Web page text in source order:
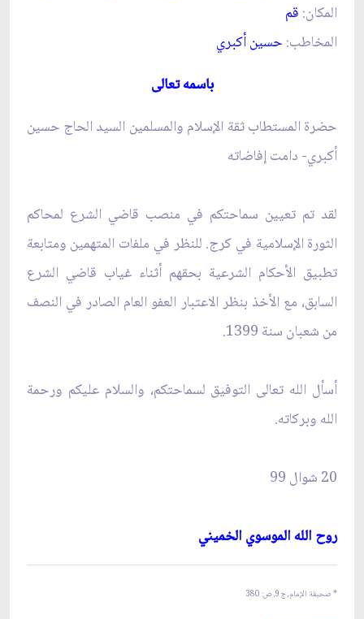
المكان: قم‏
المخاطب: حسين أكبري‏
باسمه تعالى‏
حضرة المستطاب ثقة الإسلام والمسلمين السيد الحاج حسين
أكبري- دامت إفاضاته‏
لقد تم تعيين سماحتكم في منصب قاضي الشرع لمحاكم
الثورة الإسلامية في كرج. للنظر في ملفات المتهمين ومتابعة
تطبيق الأحكام الشرعية بحقهم أثناء غياب قاضي الشرع
السابق، مع الأخذ بنظر الاعتبار العفو العام الصادر في النصف
من شعبان سنة 1399.
أسأل الله تعالى التوفيق لسماحتكم، والسلام عليكم ورحمة
الله وبركاته.
20 شوال 99
روح الله الموسوي الخميني‏
* صحيفة الإمام، ج‏9، ص: 380